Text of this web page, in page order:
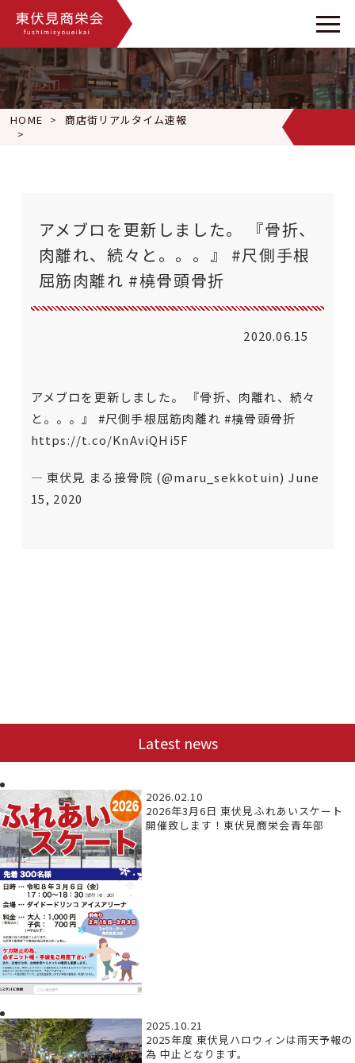
HOME
商店街リアルタイム速報
アメブロを更新しました。 『骨折、肉離れ、続々と。。。』 #
アメブロを更新しました。 『骨折、
肉離れ、続々と。。。』 #尺側手根
屈筋肉離れ #橈骨頭骨折
2020.06.15
アメブロを更新しました。 『骨折、肉離れ、続々
と。。。』 #尺側手根屈筋肉離れ #橈骨頭骨折
https://t.co/KnAviQHi5F
— 東伏見 まる接骨院 (@maru_sekkotuin) June
15, 2020
Latest news
2026.02.10
2026年3月6日 東伏見ふれあいスケート
開催致します！東伏見商栄会青年部
2025.10.21
2025年度 東伏見ハロウィンは雨天予報の
為 中止となります。